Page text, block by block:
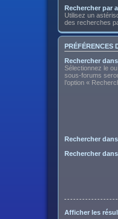
Rechercher par
Utilisez un
des recherches
PRÉFÉRENCES
Rechercher
Sélectionnez le
sous-forums
l’option «
Rechercher
Rechercher
Afficher les